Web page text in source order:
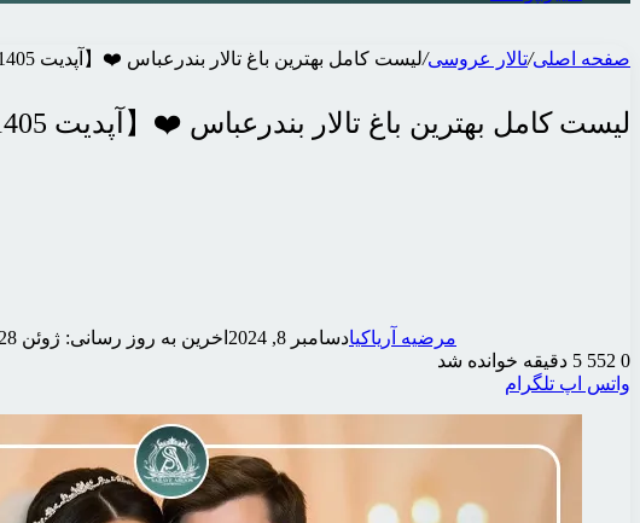
صفحه اصلی/تالار عروسی/لیست کامل بهترین باغ تالار بندرعباس ❤️【آپدیت 1405】
لیست کامل بهترین باغ تالار بندرعباس ❤️【آپدیت 1405】
مرضیه آریاکیادسامبر 8, 2024
اخرین به روز رسانی: ژوئن 28, 2026
0
5 دقیقه خوانده شد
واتس اپ تلگرام